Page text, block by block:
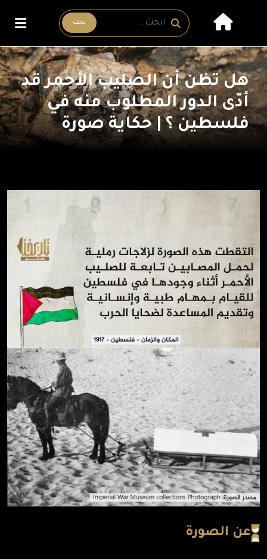
بحث
هل تظن أن الصليب الأحمر قد
أدّى الدور المطلوب منه في
فلسطين ؟ | حكاية صورة
عن الصورة